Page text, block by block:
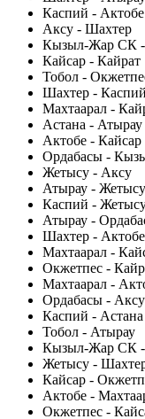
Каспий - Актобе
Аксу - Шахтер
Кызыл-Жар СК -
Кайсар - Кайрат
Тобол -
Шахтер - Каспий
Махтаарал -
Астана - Атырау
Актобе - Кайсар
Ордабасы -
Жетысу - Аксу
Атырау - Жетысу
Каспий -
Атырау -
Шахтер - Актобе
Махтаарал -
Окжетпес -
Махтаарал -
Ордабасы - Аксу
Каспий - Астана
Тобол - Атырау
Кызыл-Жар СК -
Жетысу -
Кайсар -
Актобе -
Окжетпес -